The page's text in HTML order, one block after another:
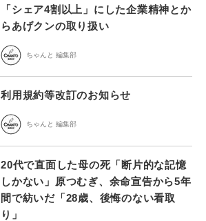
「シェア4割以上」にした企業精神とか
らあげクンの取り扱い
ちゃんと 編集部
利用規約等改訂のお知らせ
ちゃんと 編集部
20代で直面した母の死「断片的な記憶
しかない」原つむぎ、余命宣告から5年
間で紡いだ「28歳、後悔のない看取
り」